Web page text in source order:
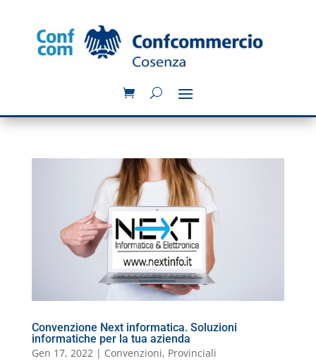
Convenzione Next informatica. Soluzioni
informatiche per la tua azienda
Gen 17, 2022| Convenzioni, Provinciali